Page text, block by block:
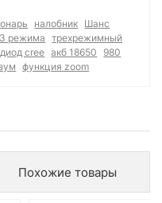
налобник Шанс
3 режима
трехрежимный
диод cree акб 18650
980
функция zoom
Похожие товары